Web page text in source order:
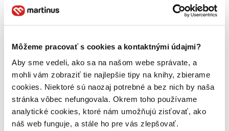
Môžeme pracovať s cookies a kontaktnými údajmi?
Aby sme vedeli, ako sa na našom webe správate, a
mohli vám zobraziť tie najlepšie tipy na knihy, zbierame
cookies. Niektoré sú naozaj potrebné a bez nich by naša
stránka vôbec nefungovala. Okrem toho používame
analytické cookies, ktoré nám umožňujú zisťovať, ako
náš web funguje, a stále ho pre vás zlepšovať.
Väzba
brožovaná väzba (1 titul)brožovaná väzba1
Zúžiť výber
Zoradiť